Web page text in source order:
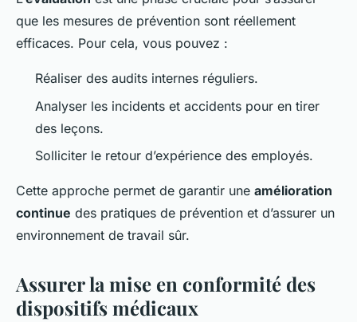
que les mesures de prévention sont réellement
efficaces. Pour cela, vous pouvez :
Réaliser des audits internes réguliers.
Analyser les incidents et accidents pour en tirer
des leçons.
Solliciter le retour d’expérience des employés.
Cette approche permet de garantir une amélioration
continue des pratiques de prévention et d’assurer un
environnement de travail sûr.
Assurer la mise en conformité des
dispositifs médicaux